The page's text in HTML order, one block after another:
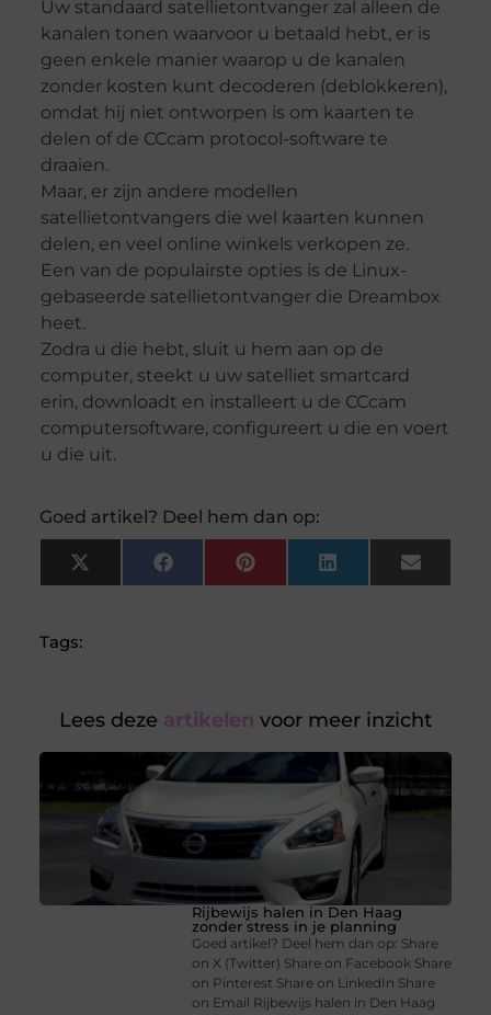
Uw standaard satellietontvanger zal alleen de
kanalen tonen waarvoor u betaald hebt, er is
geen enkele manier waarop u de kanalen
zonder kosten kunt decoderen (deblokkeren),
omdat hij niet ontworpen is om kaarten te
delen of de CCcam protocol-software te
draaien.
Maar, er zijn andere modellen
satellietontvangers die wel kaarten kunnen
delen, en veel online winkels verkopen ze.
Een van de populairste opties is de Linux-
gebaseerde satellietontvanger die Dreambox
heet.
Zodra u die hebt, sluit u hem aan op de
computer, steekt u uw satelliet smartcard
erin, downloadt en installeert u de CCcam
computersoftware, configureert u die en voert
u die uit.
Goed artikel? Deel hem dan op:
X
(Twitter)
FacebookPinterest LinkedIn Email
Tags:
Lees deze artikelen voor meer inzicht
Rijbewijs halen in Den Haag
zonder stress in je planning
Goed artikel? Deel hem dan op: Share
on X (Twitter) Share on Facebook Share
on Pinterest Share on LinkedIn Share
on Email Rijbewijs halen in Den Haag